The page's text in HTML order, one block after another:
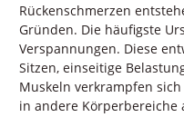
Rückenschmerzen
Gründen. Die häufigste
Verspannungen. Diese
Sitzen, einseitige
Muskeln verkrampfen
in andere Körperbereiche